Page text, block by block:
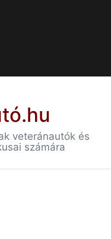
veteránautók és
számára